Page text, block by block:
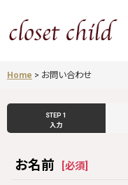
Home > お問い合わせ
STEP 1
入力
お名前 必須